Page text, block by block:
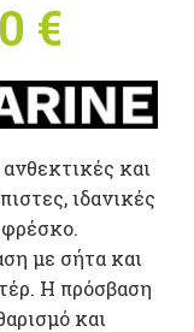
€
27,20
30,40
και
ιδανικές
φρέσκο.
με σήτα και
Η πρόσβαση
και